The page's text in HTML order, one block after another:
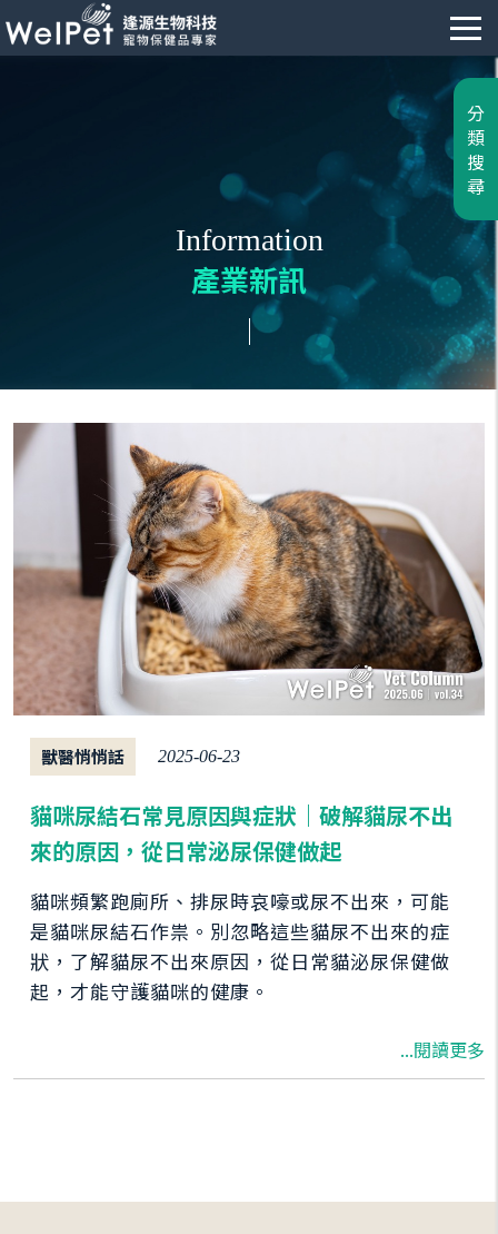
Information
產業新訊
獸醫悄悄話 2025-06-23
貓咪尿結石常見原因與症狀｜破解貓尿不出
來的原因，從日常泌尿保健做起
貓咪頻繁跑廁所、排尿時哀嚎或尿不出來，可能
是貓咪尿結石作祟。別忽略這些貓尿不出來的症
狀，了解貓尿不出來原因，從日常貓泌尿保健做
起，才能守護貓咪的健康。
...閱讀更多
分
類
搜
尋